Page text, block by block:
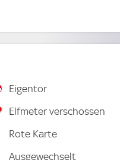
Eigentor
Elfmeter verschossen
Rote Karte
Ausgewechselt